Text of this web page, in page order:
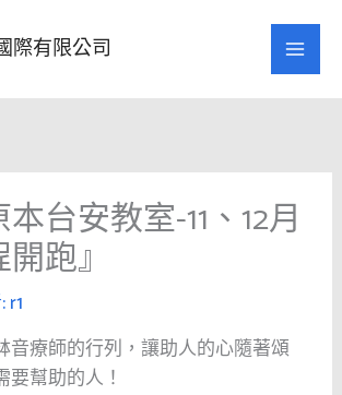
際有限公司
本台安教室-11、12月
跑』
r1
音療師的行列，讓助人的心隨著頌
幫助的人！